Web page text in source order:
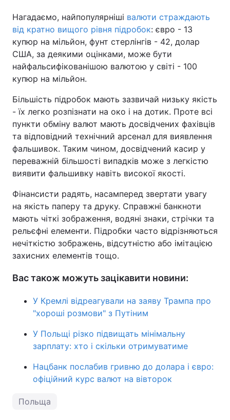
Нагадаємо, найпопулярніші валюти страждають
від кратно вищого рівня підробок: євро - 13
купюр на мільйон, фунт стерлінгів - 42, долар
США, за деякими оцінками, може бути
найфальсифікованішою валютою у світі - 100
купюр на мільйон.
Більшість підробок мають зазвичай низьку якість
- їх легко розпізнати на око і на дотик. Проте всі
пункти обміну валют мають досвідчених фахівців
та відповідний технічний арсенал для виявлення
фальшивок. Таким чином, досвідчений касир у
переважній більшості випадків може з легкістю
виявити фальшивку навіть високої якості.
Фінансисти радять, насамперед звертати увагу
на якість паперу та друку. Справжні банкноти
мають чіткі зображення, водяні знаки, стрічки та
рельєфні елементи. Підробки часто відрізняються
нечіткістю зображень, відсутністю або імітацією
захисних елементів тощо.
Вас також можуть зацікавити новини:
У Кремлі відреагували на заяву Трампа про
"хороші розмови" з Путіним
У Польщі різко підвищать мінімальну
зарплату: хто і скільки отримуватиме
Нацбанк послабив гривню до долара і євро:
офіційний курс валют на вівторок
Польща